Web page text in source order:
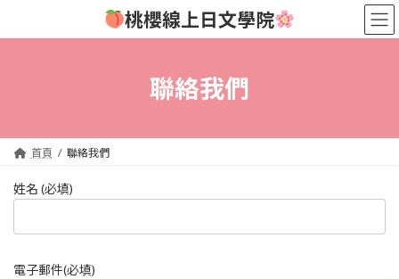
the
the
桃櫻線上日文學院
聯絡我們
首頁 聯絡我們
姓名 (必填)
電子郵件(必填)